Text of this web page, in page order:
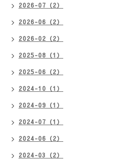
2026-07（2）
2026-06（2）
2026-02（2）
2025-08（1）
2025-06（2）
2024-10（1）
2024-09（1）
2024-07（1）
2024-06（2）
2024-03（2）